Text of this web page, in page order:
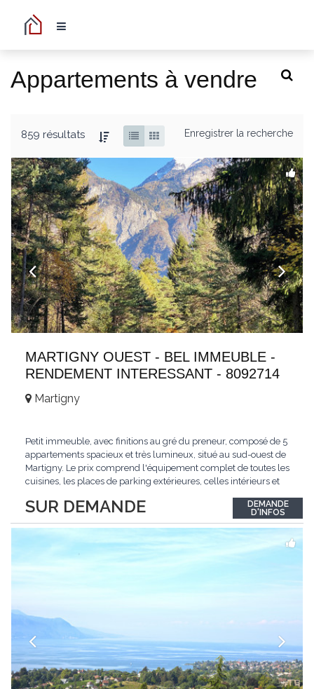
Appartements à vendre
859 résultats Enregistrer la recherche
MARTIGNY OUEST - BEL IMMEUBLE -
RENDEMENT INTERESSANT - 8092714
SUR DEMANDE
Martigny
Petit immeuble, avec finitions au gré du preneur, composé de 5
appartements spacieux et très lumineux, situé au sud-ouest de
Martigny. Le prix comprend l'équipement complet de toutes les
cuisines, les places de parking extérieures, celles intérieurs et
opportunité exclusive avec un rendement intéressant. Plus
d'informations...
DEMANDE
D'INFOS